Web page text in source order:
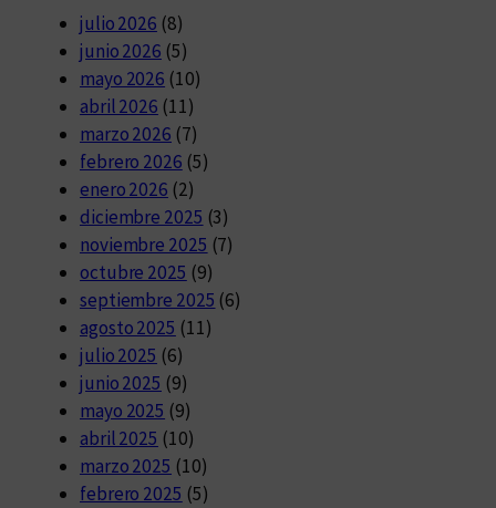
julio 2026 (8)
junio 2026 (5)
mayo 2026 (10)
abril 2026 (11)
marzo 2026 (7)
febrero 2026 (5)
enero 2026 (2)
diciembre 2025 (3)
noviembre 2025 (7)
octubre 2025 (9)
septiembre 2025 (6)
agosto 2025 (11)
julio 2025 (6)
junio 2025 (9)
mayo 2025 (9)
abril 2025 (10)
marzo 2025 (10)
febrero 2025 (5)